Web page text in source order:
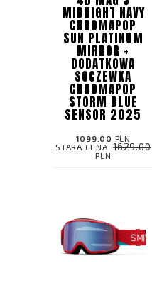
MIDNIGHT NAVY
CHROMAPOP
SUN PLATINUM
MIRROR +
DODATKOWA
SOCZEWKA
CHROMAPOP
STORM BLUE
SENSOR 2025
1099.00 PLN
STARA CENA:1629.00
PLN